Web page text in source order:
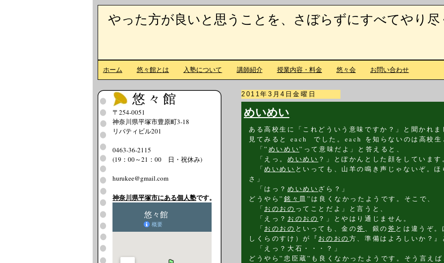
やった方が良いと思うことを、さぼらずにすべてやり尽
ホーム 悠々館とは 入塾について 講師紹介 授業内容・料金 悠々会 お問い合わせ
2011年3月4日金曜日
めいめい
ある高校生に「これどういう意味ですか？」と聞かれま
見てみると each でした。each を知らないのは高校
「” めいめい”って意味だよ」と答えると、
「えっ。 めいめい ？」とぽかんとした顔をしています
「めいめい といっても、山羊の鳴き声じゃないぞ。ほ
さ」
「はっ？ めいめいざら？」
どうやら” 銘々 皿”は良くなかったようです。そこで、
「 おのおの ってことだよ」と言うと、
「えっ？ おのおの ？」とやはり通じません。
「 おのおの といっても、金の斧 、銀の斧 とは違うぞ
しくらのすけ）が『 おのおの方、準備はよろしいか？
「えっ？大石・・・？」
どうやら”忠臣蔵”も良くなかったようです。そう言え
悠々館
〒254-0051
神奈川県平塚市豊原町3-18
リバティビル201
0463-36-2115
(19：00～21：00 日・祝休み)
hurukee@gmail.com
神奈川県平塚市にある個人塾です。